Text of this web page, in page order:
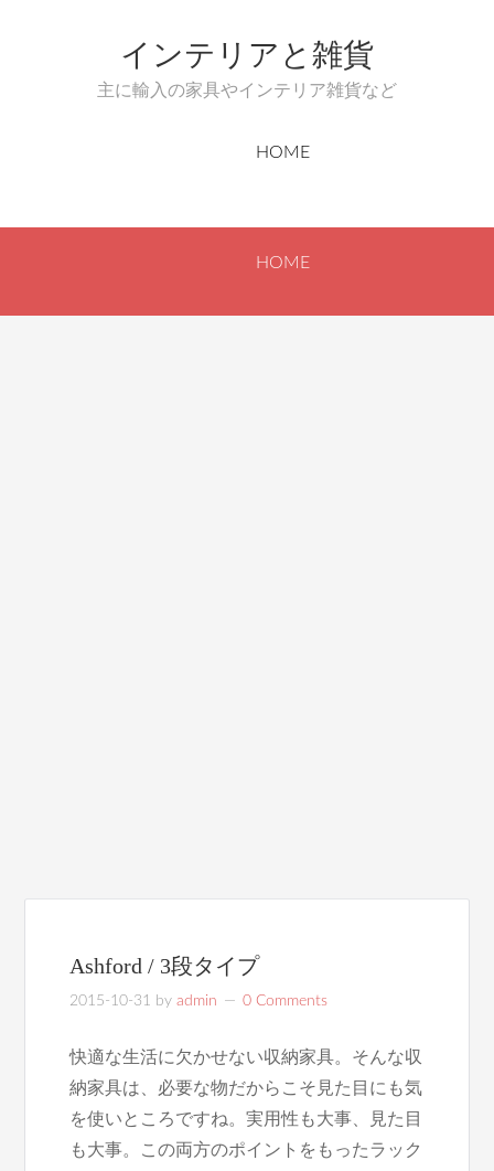
インテリアと雑貨
主に輸入の家具やインテリア雑貨など
HOME
HOME
Ashford / 3段タイプ
2015-10-31 byadmin 0 Comments
快適な生活に欠かせない収納家具。そんな収
納家具は、必要な物だからこそ見た目にも気
を使いところですね。実用性も大事、見た目
も大事。この両方のポイントをもったラック